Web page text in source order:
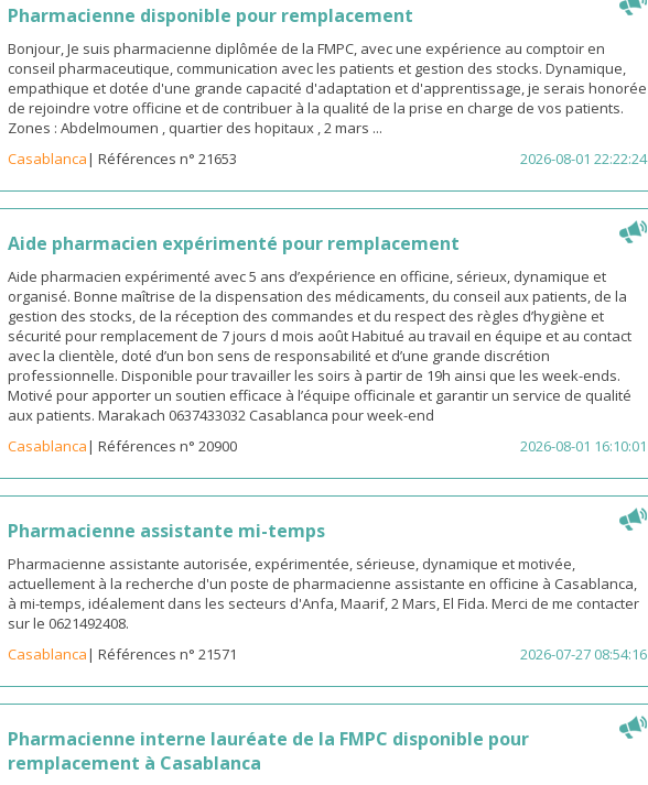
Pharmacienne disponible pour remplacement
Bonjour, Je suis pharmacienne diplômée de la FMPC, avec une expérience au comptoir en
conseil pharmaceutique, communication avec les patients et gestion des stocks. Dynamique,
empathique et dotée d'une grande capacité d'adaptation et d'apprentissage, je serais honorée
de rejoindre votre officine et de contribuer à la qualité de la prise en charge de vos patients.
Zones : Abdelmoumen , quartier des hopitaux , 2 mars ...
Casablanca| Références n° 21653 2026-08-01 22:22:24
Aide pharmacien expérimenté pour remplacement
Aide pharmacien expérimenté avec 5 ans d’expérience en officine, sérieux, dynamique et
organisé. Bonne maîtrise de la dispensation des médicaments, du conseil aux patients, de la
gestion des stocks, de la réception des commandes et du respect des règles d’hygiène et
sécurité pour remplacement de 7 jours d mois août Habitué au travail en équipe et au contact
avec la clientèle, doté d’un bon sens de responsabilité et d’une grande discrétion
professionnelle. Disponible pour travailler les soirs à partir de 19h ainsi que les week-ends.
Motivé pour apporter un soutien efficace à l’équipe officinale et garantir un service de qualité
aux patients. Marakach 0637433032 Casablanca pour week-end
Casablanca| Références n° 20900 2026-08-01 16:10:01
Pharmacienne assistante mi-temps
Pharmacienne assistante autorisée, expérimentée, sérieuse, dynamique et motivée,
actuellement à la recherche d'un poste de pharmacienne assistante en officine à Casablanca,
à mi-temps, idéalement dans les secteurs d'Anfa, Maarif, 2 Mars, El Fida. Merci de me contacter
sur le 0621492408.
Casablanca| Références n° 21571 2026-07-27 08:54:16
Pharmacienne interne lauréate de la FMPC disponible pour
remplacement à Casablanca